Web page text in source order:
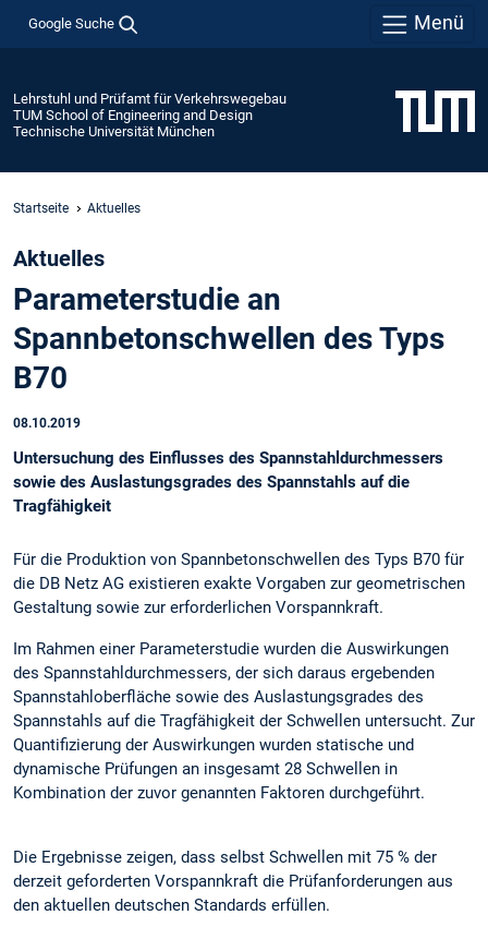
Google Suche Menü
Lehrstuhl und Prüfamt für Verkehrswegebau
TUM School of Engineering and Design
Technische Universität München
Startseite Aktuelles
Aktuelles
Parameterstudie an
Spannbetonschwellen des Typs
B70
08.10.2019
Untersuchung des Einflusses des Spannstahldurchmessers
sowie des Auslastungsgrades des Spannstahls auf die
Tragfähigkeit
Für die Produktion von Spannbetonschwellen des Typs B70 für
die DB Netz AG existieren exakte Vorgaben zur geometrischen
Gestaltung sowie zur erforderlichen Vorspannkraft.
Im Rahmen einer Parameterstudie wurden die Auswirkungen
des Spannstahldurchmessers, der sich daraus ergebenden
Spannstahloberfläche sowie des Auslastungsgrades des
Spannstahls auf die Tragfähigkeit der Schwellen untersucht. Zur
Quantifizierung der Auswirkungen wurden statische und
dynamische Prüfungen an insgesamt 28 Schwellen in
Kombination der zuvor genannten Faktoren durchgeführt.
Die Ergebnisse zeigen, dass selbst Schwellen mit 75 % der
derzeit geforderten Vorspannkraft die Prüfanforderungen aus
den aktuellen deutschen Standards erfüllen.